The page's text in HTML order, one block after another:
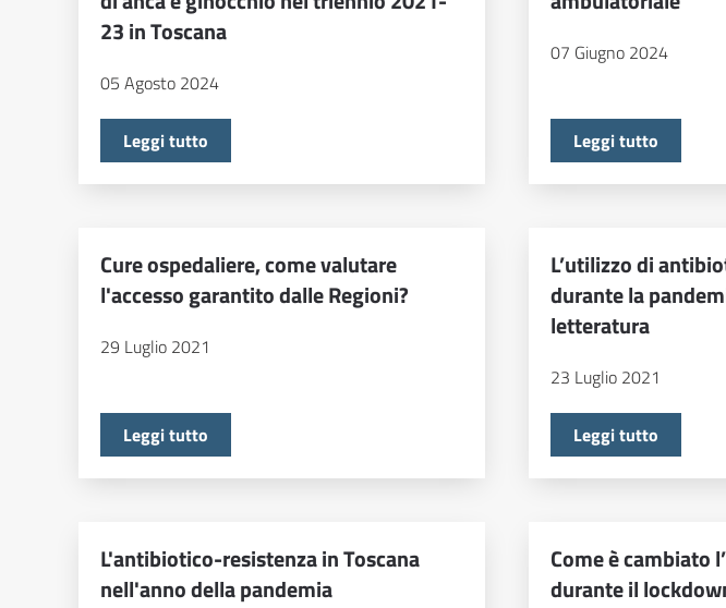
23 in Toscana
05 Agosto 2024
Leggi tutto
07 Giugno 2024
Leggi tutto
Cure ospedaliere, come valutare
l'accesso garantito dalle Regioni?
29 Luglio 2021
Leggi tutto
L’utilizzo di
durante la
letteratura
23 Luglio 2021
Leggi tutto
L'antibiotico-resistenza in Toscana
nell'anno della pandemia
Come è cambiato
durante il